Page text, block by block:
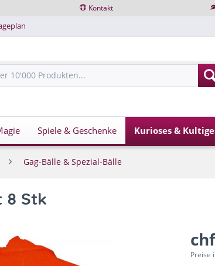
Kontakt
Spiele & Geschenke Kurioses &
Gag-Bälle & Spezial-Bälle
8 Stk
Preise